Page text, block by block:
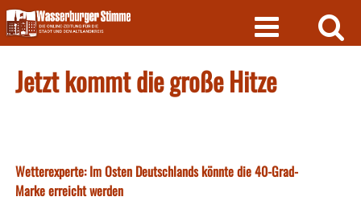
Skip
to
content
Jetzt kommt die große Hitze
Wetterexperte: Im Osten Deutschlands könnte die 40-Grad-
Marke erreicht werden